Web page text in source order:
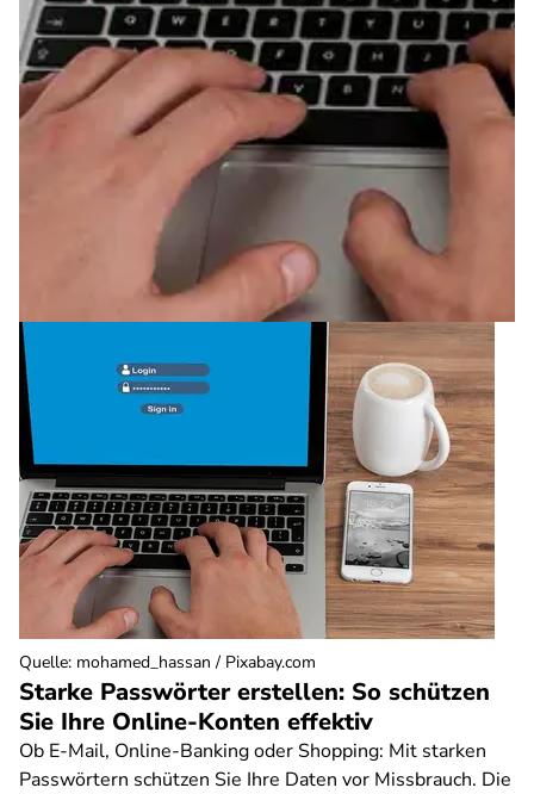
Starke Passwörter erstellen: So schützen
Sie Ihre Online-Konten effektiv
Ob E-Mail, Online-Banking oder Shopping: Mit starken
Passwörtern schützen Sie Ihre Daten vor Missbrauch. Die
Quelle: mohamed_hassan / Pixabay.com